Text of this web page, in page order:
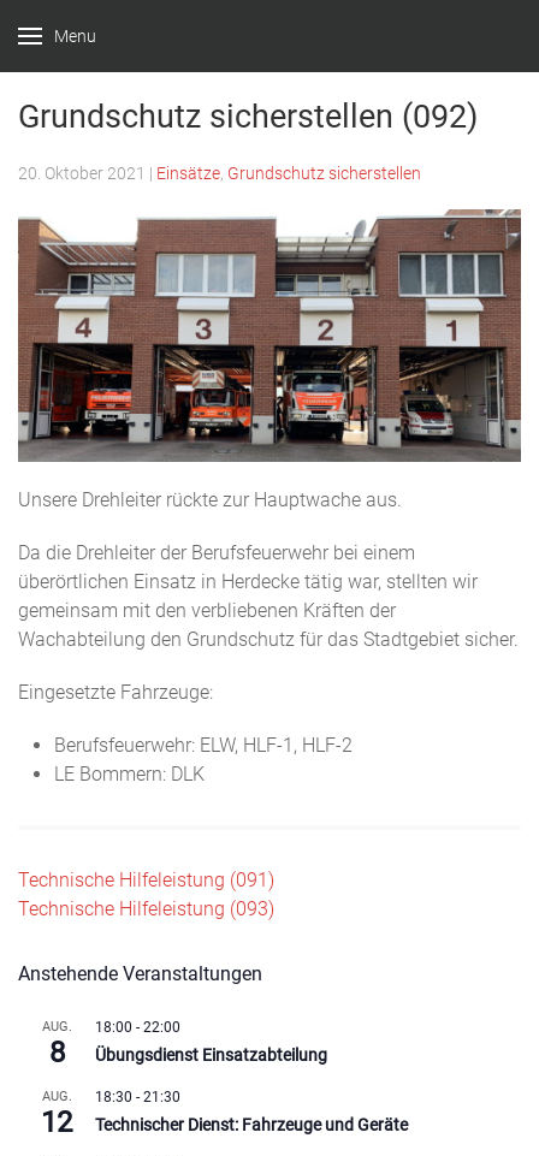
Menu
Witten –
Löscheinheit
Bommern
Grundschutz sicherstellen (092)
20. Oktober 2021 | Einsätze Grundschutz sicherstellen
Unsere Drehleiter rückte zur Hauptwache aus.
Da die Drehleiter der Berufsfeuerwehr bei einem
überörtlichen Einsatz in Herdecke tätig war, stellten wir
gemeinsam mit den verbliebenen Kräften der
Wachabteilung den Grundschutz für das Stadtgebiet sicher.
Eingesetzte Fahrzeuge:
Berufsfeuerwehr: ELW, HLF-1, HLF-2
LE Bommern: DLK
Beitragsnavigation
Technische Hilfeleistung (091)
Technische Hilfeleistung (093)
Anstehende Veranstaltungen
AUG.
8
18:00 - 22:00
Übungsdienst Einsatzabteilung
AUG.
12
18:30 - 21:30
Technischer Dienst: Fahrzeuge und Geräte